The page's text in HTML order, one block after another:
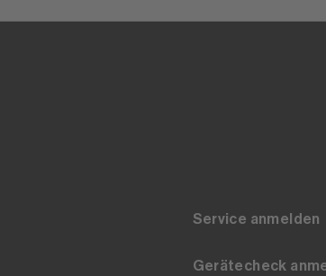
Service anmelden
Gerätecheck